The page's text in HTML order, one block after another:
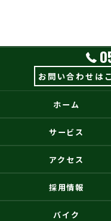
お問い合わせは
ホーム
サービス
アクセス
採用情報
バイク